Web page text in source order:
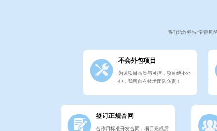
我们始终坚持"看得见
不会外包项目
为保项目品质与可控，项目绝不外
包，我司自有技术团队负责！
签订正规合同
合作用标准开发合同，项目完成后